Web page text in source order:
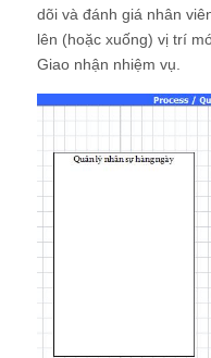
dõi và đánh giá nhân
lên (hoặc xuống) vị trí
Giao nhận nhiệm vụ.